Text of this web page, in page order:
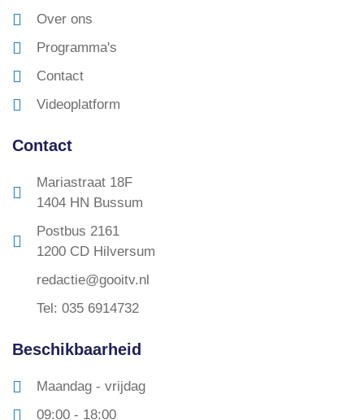
Over ons
Programma's
Contact
Videoplatform
Contact
Mariastraat 18F
1404 HN Bussum
Postbus 2161
1200 CD Hilversum
redactie@gooitv.nl
Tel: 035 6914732
Beschikbaarheid
Maandag - vrijdag
09:00 - 18:00